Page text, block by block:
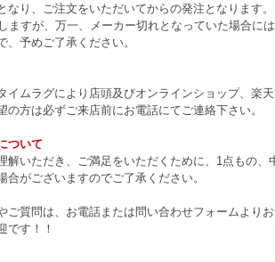
なり、ご注文をいただいてからの発注となります。
ますが、万一、メーカー切れとなっていた場合に
予めご了承ください。
イムラグにより店頭及びオンラインショップ、楽
方は必ずご来店前にお電話にてご連絡下さい。
ついて
解いただき、ご満足をいただくために、1点もの
がございますのでご了承ください。
ご質問は、お電話または問い合わせフォームより
です！！